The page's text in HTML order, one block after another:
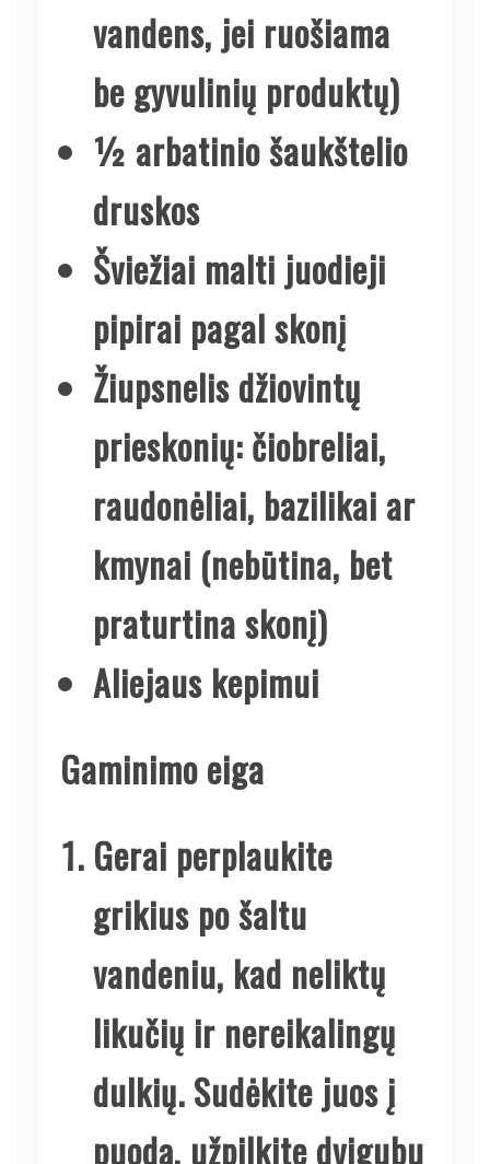
vandens, jei ruošiama
be gyvulinių produktų)
½ arbatinio šaukštelio
druskos
Šviežiai malti juodieji
pipirai pagal skonį
Žiupsnelis džiovintų
prieskonių: čiobreliai,
raudonėliai, bazilikai ar
kmynai (nebūtina, bet
praturtina skonį)
Aliejaus kepimui
Gaminimo eiga
Gerai perplaukite
grikius po šaltu
vandeniu, kad neliktų
likučių ir nereikalingų
dulkių. Sudėkite juos į
puodą, užpilkite dvigubu